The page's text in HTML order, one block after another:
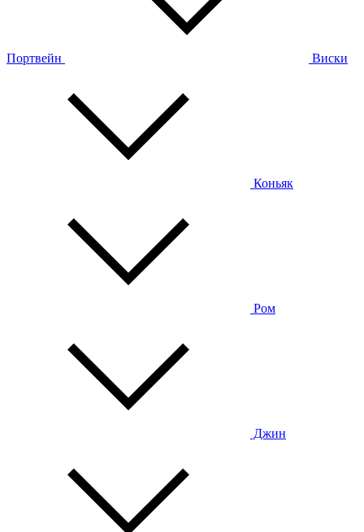
Портвейн Виски
Коньяк
Ром
Джин